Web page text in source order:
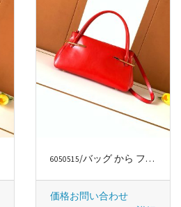
6050515/バッグ から ファッションラグジュアリー
価格お問い合わせ